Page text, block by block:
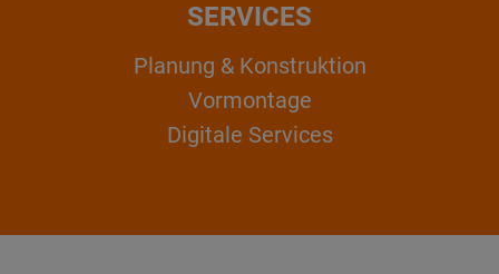
SERVICES
Planung & Konstruktion
Vormontage
Digitale Services